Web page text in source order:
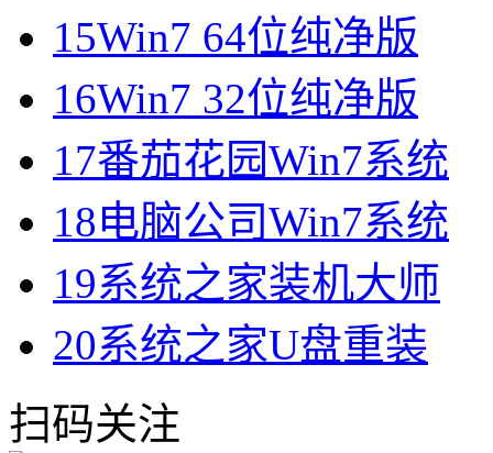
15Win7 64位纯净版
16Win7 32位纯净版
17番茄花园Win7系统
18电脑公司Win7系统
19系统之家装机大师
20系统之家U盘重装
扫码关注